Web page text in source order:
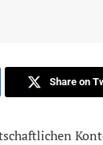
Share on